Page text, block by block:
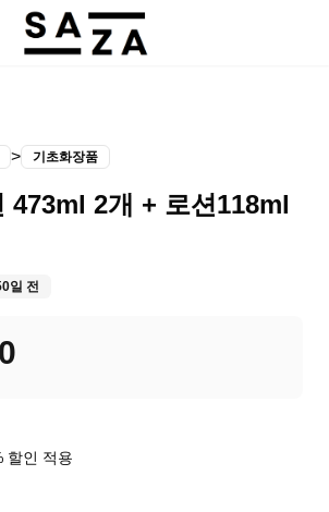
> 기초화장품
473ml 2개 + 로션118ml
일 전
할인 적용